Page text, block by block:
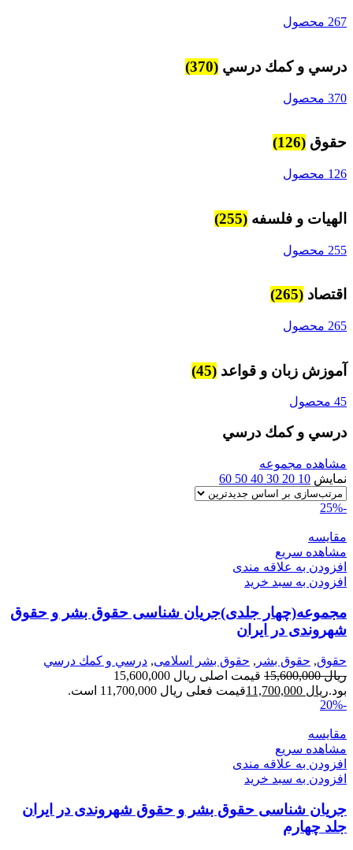
267 محصول
درسي و كمك درسي (370)
370 محصول
حقوق (126)
126 محصول
الهیات و فلسفه (255)
255 محصول
اقتصاد (265)
265 محصول
آموزش زبان و قواعد (45)
45 محصول
درسي و كمك درسي
مشاهده مجموعه
نمایش 10
20
30
40
50
60
-25%
مقایسه
مشاهده سریع
افزودن به علاقه مندی
افزودن به سبد خرید
مجموعه(چهار جلدی)جریان شناسی حقوق بشر و حقوق
شهروندی در ایران
حقوق, حقوق بشر , حقوق بشر اسلامی, درسي و كمك درسي
ریال15,600,000
قیمت اصلی ریال 15,600,000
بود.ریال
قیمت فعلی ریال 11,700,000 است.
-20%
مقایسه
مشاهده سریع
افزودن به علاقه مندی
افزودن به سبد خرید
جریان شناسی حقوق بشر و حقوق شهروندی در ایران
جلد چهارم